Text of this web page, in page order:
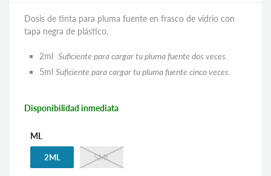
Dosis de tinta para pluma fuente en frasco de vidrio con
tapa negra de plástico.
2ml Suficiente para cargar tu pluma fuente dos veces.
5ml Suficiente para cargar tu pluma fuente cinco veces.
Disponibilidad inmediata
ML
2ML 5ML